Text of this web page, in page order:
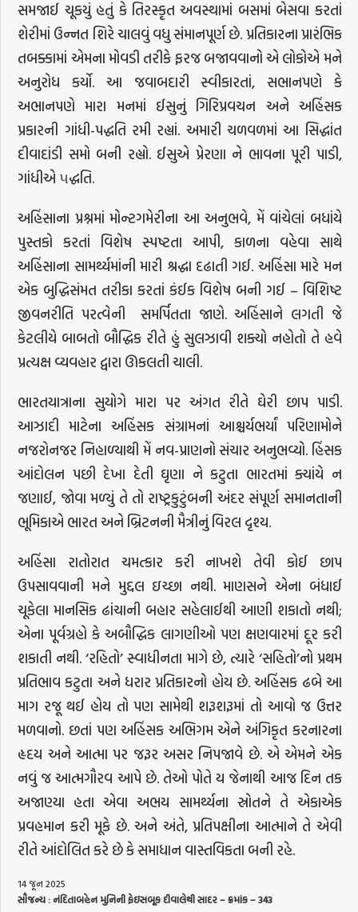
સમજાઈ ચૂકયું હતું કે તિરસ્કૃત અવસ્થામાં બસમાં બેસવા કરતાં
શેરીમાં ઉન્નત શિરે ચાલવું વધુ સંમાનપૂર્ણ છે. પ્રતિકારના પ્રારંભિક
તબક્કામાં એમના મોવડી તરીકે ફરજ બજાવવાનો એ લોકોએ મને
અનુરોધ કર્યો. આ જવાબદારી સ્વીકારતાં, સભાનપણે કે
અભાનપણે મારા મનમાં ઈસુનું ગિરિપ્રવચન અને અહિંસક
પ્રકારની ગાંધી-પદ્ધતિ રમી રહ્યાં. અમારી ચળવળમાં આ સિદ્ધાંત
દીવાદાંડી સમો બની રહ્યો. ઈસુએ પ્રેરણા ને ભાવના પૂરી પાડી,
ગાંધીએ ૫દ્ધતિ.
અહિંસાના પ્રશ્નમાં મોન્ટગમેરીના આ અનુભવે, મેં વાંચેલાં બધાંયે
પુસ્તકો કરતાં વિશેષ સ્પષ્ટતા આપી, કાળના વહેવા સાથે
અહિંસાના સામર્થ્યમાંની મારી શ્રદ્ધા દઢાતી ગઈ. અહિંસા મારે મન
એક બુદ્ધિસંમત તરીકા કરતાં કંઈક વિશેષ બની ગઈ – વિશિષ્ટ
જીવનરીતિ પરત્વેની
સમર્પિતતા જાણે. અહિંસાને લગતી જે
કેટલીયે બાબતો બૌદ્ધિક રીતે હું સુલઝાવી શક્યો નહોતો તે હવે
પ્રત્યક્ષ વ્યવહાર દ્વારા ઊકલતી ચાલી.
ભારતયાત્રાના સુયોગે મારા પર અંગત રીતે ઘેરી છાપ પાડી.
આઝાદી માટેના અહિંસક સંગ્રામનાં આશ્ચર્યભર્યાં પરિણામોને
નજરોનજર નિહાળ્યાથી મેં નવ-પ્રાણનો સંચાર અનુભવ્યો. હિંસક
આંદોલન પછી દેખા દેતી ઘૃણા ને કટુતા ભારતમાં ક્યાંયે ન
જણાઈ, જોવા મળ્યું તે તો રાષ્ટ્રકુટુંબની અંદર સંપૂર્ણ સમાનતાની
ભૂમિકાએ ભારત અને બ્રિટનની મૈત્રીનું વિરલ દૃશ્ય.
અહિંસા રાતોરાત ચમત્કાર કરી નાખશે તેવી કોઈ છાપ
ઉપસાવવાની મને મુદ્દલ ઇચ્છા નથી. માણસને એના બંધાઈ
ચૂકેલા માનસિક ઢાંચાની બહાર સહેલાઈથી આણી શકાતો નથી;
એના પૂર્વગ્રહો કે અબૌદ્ધિક લાગણીઓ પણ ક્ષણવારમાં દૂર કરી
શકાતી નથી. ‘રહિતો’ સ્વાધીનતા માગે છે, ત્યારે ‘સહિતો’નો પ્રથમ
પ્રતિભાવ કટુતા અને ધરાર પ્રતિકારનો હોય છે. અહિંસક ઢબે આ
માગ રજૂ થઈ હોય તો પણ સામેથી શરૂશરૂમાં તો આવો જ ઉત્તર
મળવાનો. છતાં પણ અહિંસક અભિગમ એને અંગિકૃત કરનારના
હૃદય અને આત્મા પર જરૂર અસર નિપજાવે છે. એ એમને એક
નવું જ આત્મગૌરવ આપે છે. તેઓ પોતે ય જેનાથી આજ દિન તક
અજાણ્યા હતા એવા અભય સામર્થ્યના સ્રોતને તે એકાએક
પ્રવહમાન કરી મૂકે છે. અને અંતે, પ્રતિપક્ષીના આત્માને તે એવી
રીતે આંદોલિત કરે છે કે સમાધાન વાસ્તવિકતા બની રહે.
14 જૂન 2025
સૌજન્ય :નંદિતાબહેનમુનિનીફેઇસબૂકદીવાલેથીસાદર–ક્રમાંક– 343